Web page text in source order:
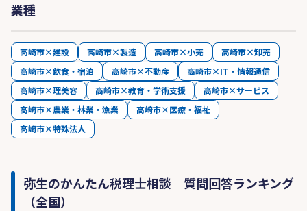
業種
高崎市×建設 高崎市×製造 高崎市×小売
高崎市×卸売
高崎市×飲食・宿泊
高崎市×不動産
高崎市×IT・情報通信
高崎市×理美容
高崎市×教育・学術支援
高崎市×サービス
高崎市×農業・林業・漁業
高崎市×医療・福祉
高崎市×特殊法人
弥生のかんたん税理士相談 質問回答ランキング
（全国）